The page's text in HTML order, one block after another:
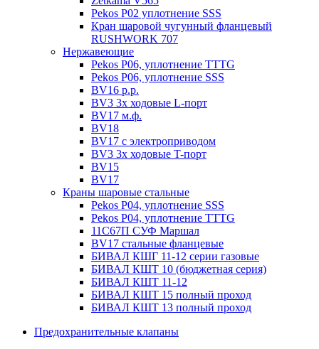
Pekos P02 уплотнение SSS
Кран шаровой чугунный фланцевый
RUSHWORK 707
Нержавеющие
Pekos P06, уплотнение ТТТG
Pekos P06, уплотнение SSS
BV16 р.р.
BV3 3х ходовые L-порт
BV17 м.ф.
BV18
BV17 с электроприводом
BV3 3х ходовые T-порт
BV15
BV17
Краны шаровые стальные
Pekos P04, уплотнение SSS
Pekos P04, уплотнение ТТТG
11С67П СУФ Маршал
BV17 стальные фланцевые
БИВАЛ КШГ 11-12 серии газовые
БИВАЛ КШТ 10 (бюджетная серия)
БИВАЛ КШТ 11-12
БИВАЛ КШТ 15 полный проход
БИВАЛ КШТ 13 полный проход
Предохранительные клапаны